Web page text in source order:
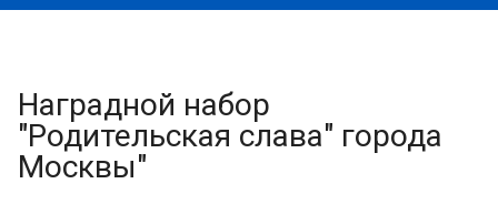
Наградной набор
"Родительская слава" города
Москвы"